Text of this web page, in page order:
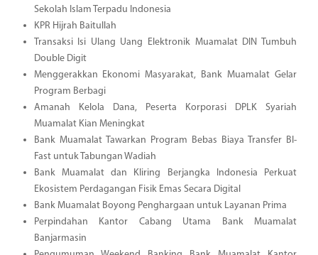
Sekolah Islam Terpadu Indonesia
KPR Hijrah Baitullah
Transaksi Isi Ulang Uang Elektronik Muamalat DIN Tumbuh
Double Digit
Menggerakkan Ekonomi Masyarakat, Bank Muamalat Gelar
Program Berbagi
Amanah Kelola Dana, Peserta Korporasi DPLK Syariah
Muamalat Kian Meningkat
Bank Muamalat Tawarkan Program Bebas Biaya Transfer BI-
Fast untuk Tabungan Wadiah
Bank Muamalat dan Kliring Berjangka Indonesia Perkuat
Ekosistem Perdagangan Fisik Emas Secara Digital
Bank Muamalat Boyong Penghargaan untuk Layanan Prima
Perpindahan Kantor Cabang Utama Bank Muamalat
Banjarmasin